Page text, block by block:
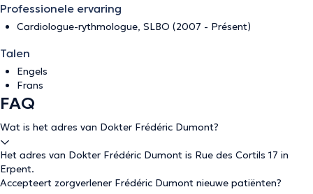
Professionele ervaring
Cardiologue-rythmologue, SLBO (2007 - Présent)
Talen
Engels
Frans
FAQ
Wat is het adres van Dokter Frédéric Dumont?
Het adres van Dokter Frédéric Dumont is Rue des Cortils 17 in
Erpent.
Accepteert zorgverlener Frédéric Dumont nieuwe patiënten?